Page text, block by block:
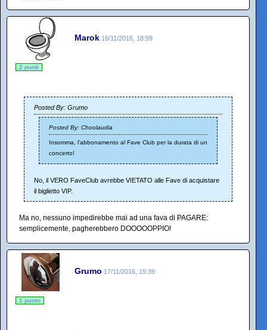
Marok 16/11/2016, 18:59
2 punti
Posted By: Grumo
Posted By: Choolaudia
Insomma, l'abbonamento al Fave Club per la durata di un
concerto!
No, il VERO FaveClub avrebbe VIETATO alle Fave di acquistare
il biglietto VIP.
Ma no, nessuno impedirebbe mai ad una fava di PAGARE:
semplicemente, pagherebbero DOOOOOPPIO!
Grumo 17/11/2016, 15:39
1 punto